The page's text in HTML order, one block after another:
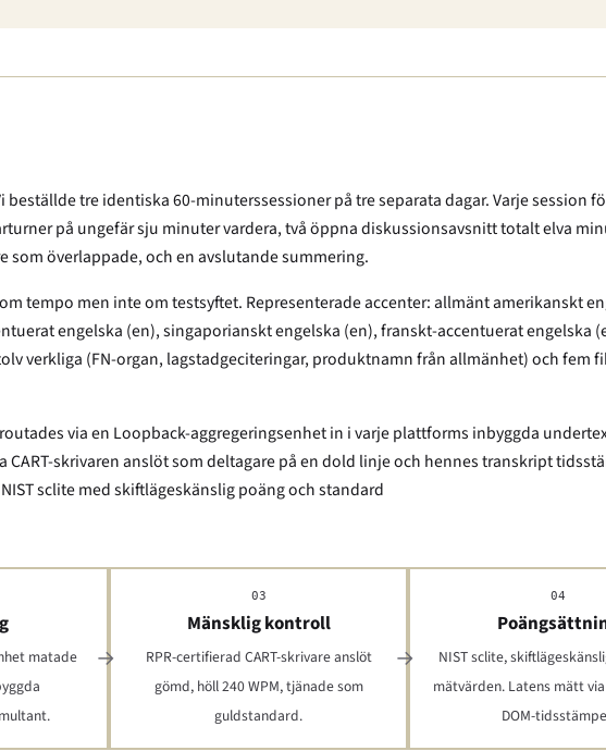
tre identiska 60-minuterssessioner på tre separata dagar. Varje session
på ungefär sju minuter vardera, två öppna diskussionsavsnitt totalt elva
överlappade, och en avslutande summering.
tempo men inte om testsyftet. Representerade accenter: allmänt amerikanskt
engelska (en), singaporianskt engelska (en), franskt-accentuerat engelska
verkliga (FN-organ, lagstadgeciteringar, produktnamn från allmänhet) och fem
via en Loopback-aggregeringsenhet in i varje plattforms inbyggda
skrivaren anslöt som deltagare på en dold linje och hennes transkript
sclite med skiftlägeskänslig poäng och standard
matade
03
Mänsklig kontroll
RPR-certifierad CART-skrivare anslöt
gömd, höll 240 WPM, tjänade som
guldstandard.
04
NIST sclite,
mätvärden. Latens mätt
DOM-